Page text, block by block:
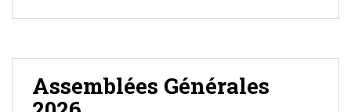
Assemblées Générales